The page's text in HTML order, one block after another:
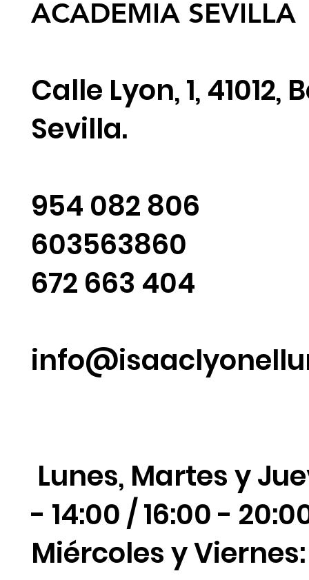
Calle Lyon, 1, 41012,
954 082 806
603563860
Lunes, Martes y
- 14:00 / 16:00 -